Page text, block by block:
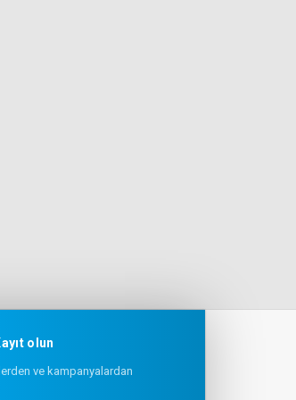
olun
ve kampanyalardan